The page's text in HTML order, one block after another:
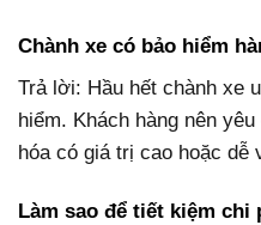
Chành xe có bảo hiểm
Trả lời: Hầu hết chành xe
hiểm. Khách hàng nên
hóa có giá trị cao hoặc dễ
Làm sao để tiết kiệm chi